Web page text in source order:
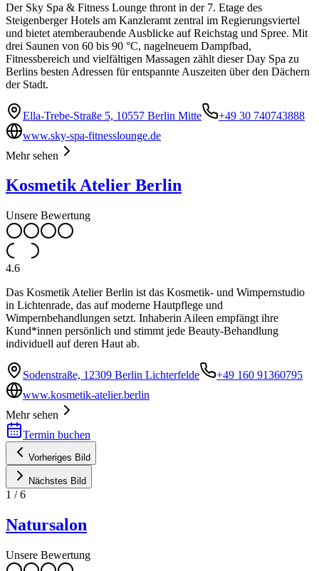
Der Sky Spa & Fitness Lounge thront in der 7. Etage des
Steigenberger Hotels am Kanzleramt zentral im Regierungsviertel
und bietet atemberaubende Ausblicke auf Reichstag und Spree. Mit
drei Saunen von 60 bis 90 °C, nagelneuem Dampfbad,
Fitnessbereich und vielfältigen Massagen zählt dieser Day Spa zu
Berlins besten Adressen für entspannte Auszeiten über den Dächern
der Stadt.
Ella-Trebe-Straße 5, 10557 Berlin Mitte
+49 30 740743888
www.sky-spa-fitnesslounge.de
Mehr sehen
Kosmetik Atelier Berlin
Unsere Bewertung
4.6
Das Kosmetik Atelier Berlin ist das Kosmetik- und Wimpernstudio
in Lichtenrade, das auf moderne Hautpflege und
Wimpernbehandlungen setzt. Inhaberin Aileen empfängt ihre
Kund*innen persönlich und stimmt jede Beauty-Behandlung
individuell auf deren Haut ab.
Sodenstraße, 12309 Berlin Lichterfelde
+49 160 91360795
www.kosmetik-atelier.berlin
Mehr sehen
Termin buchen
Vorheriges Bild
Nächstes Bild
1 /6
Natursalon
Unsere Bewertung